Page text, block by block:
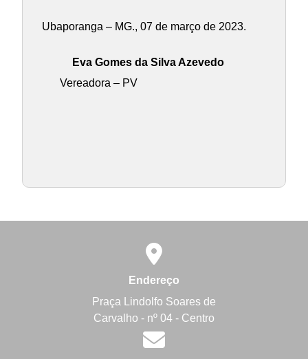
Ubaporanga – MG., 07 de março de 2023.
Eva Gomes da Silva Azevedo
Vereadora – PV
Endereço
Praça Lindolfo Soares de
Carvalho - nº 04 - Centro